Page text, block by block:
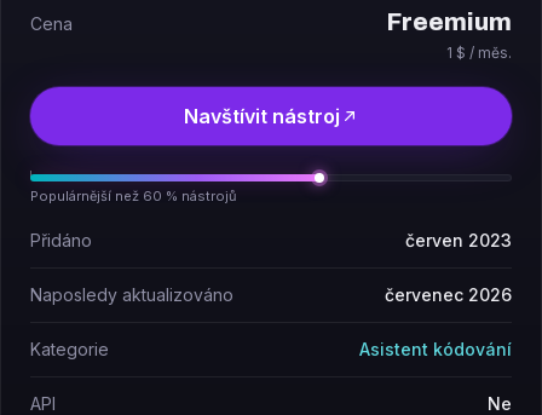
Cena Freemium
1 $ / měs.
Navštívit nástroj
Populárnější než 60 % nástrojů
Přidáno červen 2023
Naposledy aktualizováno červenec 2026
Kategorie Asistent kódování
API Ne